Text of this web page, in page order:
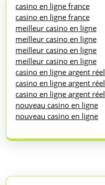
casino en ligne france
casino en ligne france
meilleur casino en ligne
meilleur casino en ligne
meilleur casino en ligne
meilleur casino en ligne
casino en ligne argent réel
casino en ligne argent réel
casino en ligne argent réel
nouveau casino en ligne
nouveau casino en ligne